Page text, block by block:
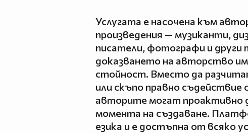
Услугата е насочена към
произведения — музиканти,
писатели, фотографи и други
доказването на авторство
стойност. Вместо да
или скъпо правно съдействие
авторите могат проактивно
момента на създаване.
езика и е достъпна от всяко